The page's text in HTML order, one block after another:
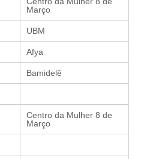
Março
UBM
Afya
Bamidelê
Centro da Mulher 8 de
Março